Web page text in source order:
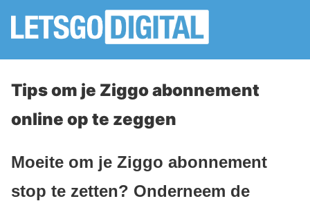
Tips om je Ziggo abonnement
online op te zeggen
Moeite om je Ziggo abonnement
stop te zetten? Onderneem de